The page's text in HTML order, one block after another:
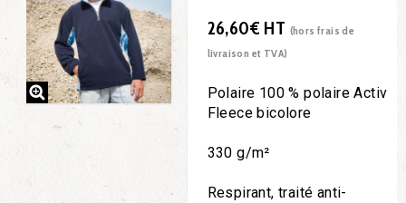
26,60€ HT (hors frais de
livraison et TVA)
Polaire 100 % polaire Activ
Fleece bicolore
330 g/m²
Respirant, traité anti-